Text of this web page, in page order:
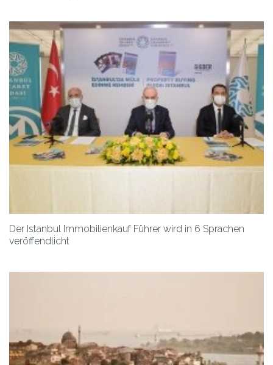
Der Istanbul Immobilienkauf Führer wird in 6 Sprachen
veröffendlicht